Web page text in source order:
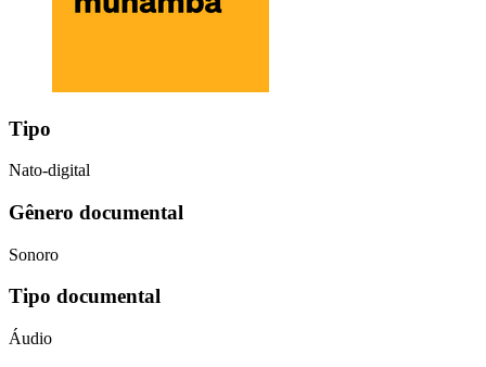
Tipo
Nato-digital
Gênero documental
Sonoro
Tipo documental
Áudio